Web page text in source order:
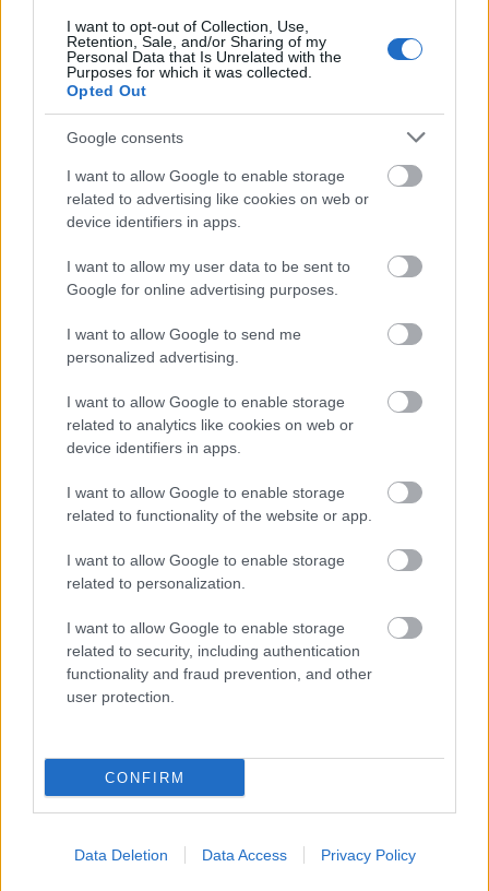
I want to opt-out of Collection, Use,
Retention, Sale, and/or Sharing of my
Personal Data that Is Unrelated with the
Purposes for which it was collected.
Opted Out
Google consents
I want to allow Google to enable storage
related to advertising like cookies on web or
device identifiers in apps.
I want to allow my user data to be sent to
Google for online advertising purposes.
I want to allow Google to send me
personalized advertising.
I want to allow Google to enable storage
related to analytics like cookies on web or
device identifiers in apps.
I want to allow Google to enable storage
related to functionality of the website or app.
I want to allow Google to enable storage
related to personalization.
I want to allow Google to enable storage
related to security, including authentication
functionality and fraud prevention, and other
user protection.
CONFIRM
Data Deletion Data Access Privacy Policy
hálózatát
játszótér Debrecen egyik legfontosabb
terén
Fából épül Budakeszi új óvodája
Gyárleállításokkal és átszervezett
termeléssel tehermentesíti a
villamosenergia-rendszert a STRABAG
E-mail cím
Feliratkozom a hírlevélre és elfogadom az